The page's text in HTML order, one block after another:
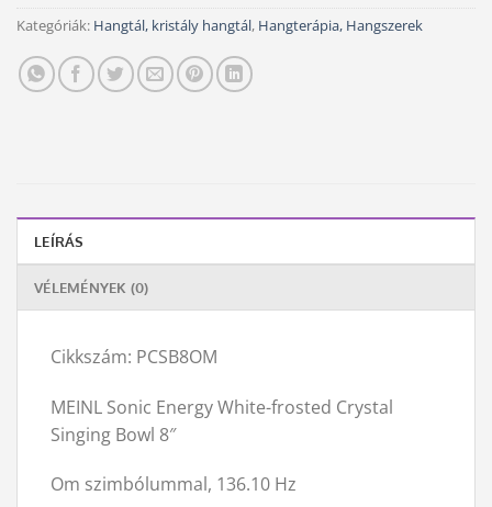
Kategóriák: Hangtál, kristály hangtál, Hangterápia, Hangszerek
LEÍRÁS
VÉLEMÉNYEK (0)
Cikkszám: PCSB8OM
MEINL Sonic Energy White-frosted Crystal
Singing Bowl 8″
Om szimbólummal, 136.10 Hz